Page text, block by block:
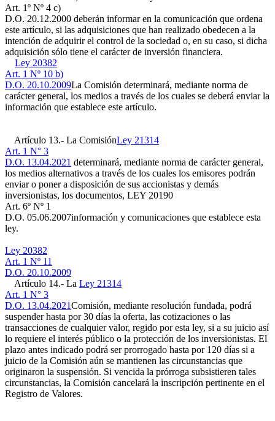
Art. 1º Nº 4 c)
D.O. 20.12.2000 deberán informar en la comunicación que ordena
este artículo, si las adquisiciones que han realizado obedecen a la
intención de adquirir el control de la sociedad o, en su caso, si dicha
adquisición sólo tiene el carácter de inversión financiera.
Ley 20382
Art. 1 Nº 10 b)
D.O. 20.10.2009La Comisión determinará, mediante norma de
carácter general, los medios a través de los cuales se deberá enviar la
información que establece este artículo.
Artículo 13.- La ComisiónLey 21314
Art. 1 N° 3
D.O. 13.04.2021 determinará, mediante norma de carácter general,
los medios alternativos a través de los cuales los emisores podrán
enviar o poner a disposición de sus accionistas y demás
inversionistas, los documentos, LEY 20190
Art. 6º Nº 1
D.O. 05.06.2007información y comunicaciones que establece esta
ley.
Ley 20382
Art. 1 Nº 11
D.O. 20.10.2009
Artículo 14.- La Ley 21314
Art. 1 N° 3
D.O. 13.04.2021Comisión, mediante resolución fundada, podrá
suspender hasta por 30 días la oferta, las cotizaciones o las
transacciones de cualquier valor, regido por esta ley, si a su juicio así
lo requiere el interés público o la protección de los inversionistas. El
plazo antes indicado podrá ser prorrogado hasta por 120 días si a
juicio de la Comisión aún se mantienen las circunstancias que
originaron la suspensión. Si vencida la prórroga subsistieren tales
circunstancias, la Comisión cancelará la inscripción pertinente en el
Registro de Valores.